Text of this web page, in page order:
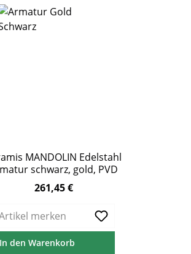
MANDOLIN Edelstahl
schwarz, gold, PVD
Preis:
261,45 €
merken
In den Warenkorb